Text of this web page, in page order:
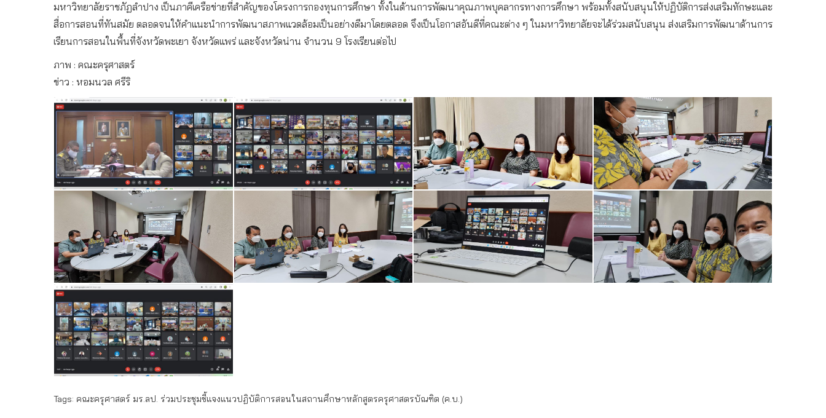
มหาวิทยาลัยราชภัฏลำปาง เป็นภาคีเครือข่ายที่สำคัญของโครงการกองทุนการศึกษา ทั้งในด้านการพัฒนาคุณภาพบุคลากรทางการศึกษา พร้อมทั้งสนับสนุนให้ปฏิบัติการส่งเสริมทักษะและ
สื่อการสอนที่ทันสมัย ตลอดจนให้คำแนะนำการพัฒนาสภาพแวดล้อมเป็นอย่างดีมาโดยตลอด จึงเป็นโอกาสอันดีที่คณะต่าง ๆ ในมหาวิทยาลัยจะได้ร่วมสนับสนุน ส่งเสริมการพัฒนาด้านการ
เรียนการสอนในพื้นที่จังหวัดพะเยา จังหวัดแพร่ และจังหวัดน่าน จำนวน 9 โรงเรียนต่อไป
ภาพ : คณะครุศาสตร์
ข่าว : หอมนวล ศรีริ
Tags: คณะครุศาสตร์ มร.ลป. ร่วมประชุมชี้แจงแนวปฏิบัติการสอนในสถานศึกษาหลักสูตรครุศาสตรบัณฑิต (ค.บ.)